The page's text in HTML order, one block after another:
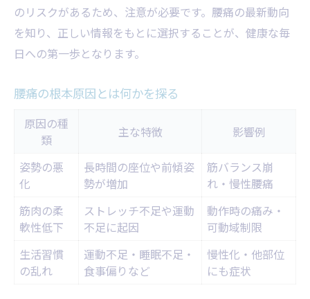
症状悪化を防ぐ松田町流セルフケア法
腰痛悪化を防ぐセルフケア実践例
体の負担を減らす姿勢のポイント
腰痛緩和のための呼吸法とコツ
腰痛再発を防ぐポイント早見表
腰痛予防に適した運動プラン
腰痛ケアの継続がもたらす効果
痛み管理とメンタルケアの重要性
のリスクがあるため、注意が必要です。腰痛の最新動向
を知り、正しい情報をもとに選択することが、健康な毎
日への第一歩となります。
腰痛の根本原因とは何かを探る
原因の種
類
主な特徴 影響例
姿勢の悪
化
長時間の座位や前傾姿
勢が増加
筋バランス崩
れ・慢性腰痛
筋肉の柔
軟性低下
ストレッチ不足や運動
不足に起因
動作時の痛み・
可動域制限
生活習慣
の乱れ
運動不足・睡眠不足・
食事偏りなど
慢性化・他部位
にも症状